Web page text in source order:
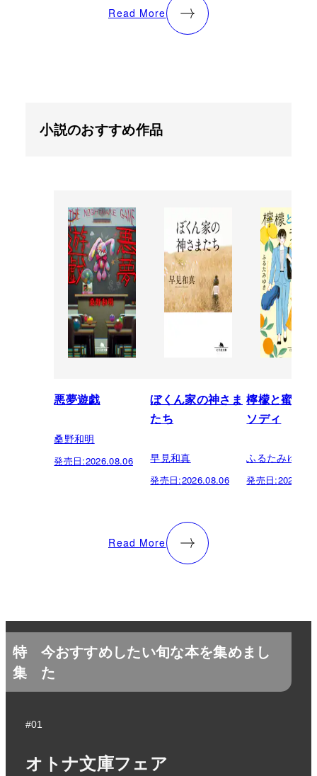
Read More
小説のおすすめ作品
悪夢遊戯
桑野和明
発売日:2026.08.06
ぼくん家の神さま
たち
早見和真
発売日:2026.08.06
檸檬と蜜柑
ソディ
ふるたみゆき
発売日:
Read More
特
集
今おすすめしたい旬な本を集めまし
た
#01
オトナ文庫フェア